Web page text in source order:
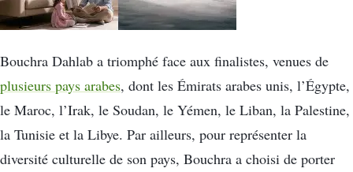
Bouchra Dahlab a triomphé face aux finalistes, venues de
plusieurs pays arabes, dont les Émirats arabes unis, l’Égypte,
le Maroc, l’Irak, le Soudan, le Yémen, le Liban, la Palestine,
la Tunisie et la Libye. Par ailleurs, pour représenter la
diversité culturelle de son pays, Bouchra a choisi de porter